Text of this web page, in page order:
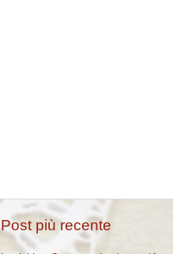
Post più recente